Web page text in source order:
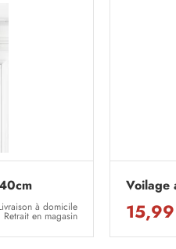
à domicile
Retrait en magasin
Voilage